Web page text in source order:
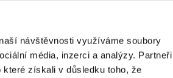
návštěvnosti využíváme soubory
média, inzerci a analýzy. Partneři
získali v důsledku toho, že